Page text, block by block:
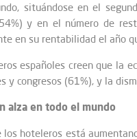
situándose en el
y en el número de
en su rentabilidad el año
españoles creen que la
y congresos (61%), y la
alza en todo el mundo
los hoteleros está